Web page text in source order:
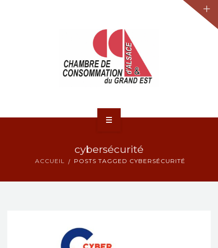
cybersécurité
ACCUEIL POSTS TAGGED CYBERSÉCURITÉ